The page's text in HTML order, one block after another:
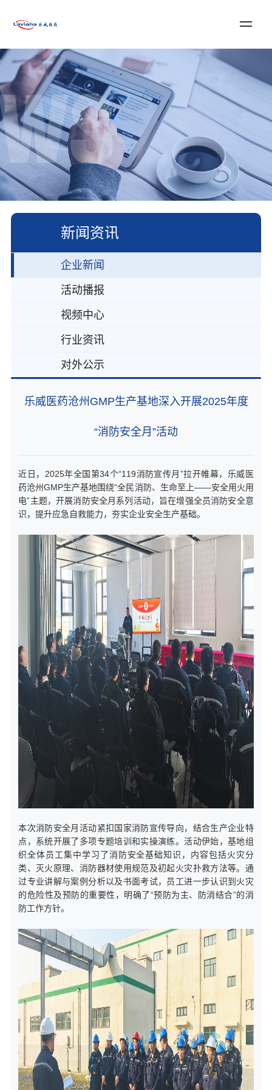
登录 注册 English
首页
关于乐威
服务与解决方案
新闻资讯
加入我们
联系我们
新闻资讯
企业新闻
活动播报
视频中心
行业资讯
对外公示
乐威医药沧州GMP生产基地深入开展2025年度
“消防安全月”活动
近日，2025年全国第34个“119消防宣传月”拉开帷幕，乐威医
药沧州GMP生产基地围绕“全民消防、生命至上——安全用火用
电”主题，开展消防安全月系列活动，旨在增强全员消防安全意
识，提升应急自救能力，夯实企业安全生产基础。
本次消防安全月活动紧扣国家消防宣传导向，结合生产企业特
点，系统开展了多项专题培训和实操演练。活动伊始，基地组
织全体员工集中学习了消防安全基础知识，内容包括火灾分
类、灭火原理、消防器材使用规范及初起火灾扑救方法等。通
过专业讲解与案例分析以及书面考试，员工进一步认识到火灾
的危险性及预防的重要性，明确了“预防为主、防消结合”的消
防工作方针。